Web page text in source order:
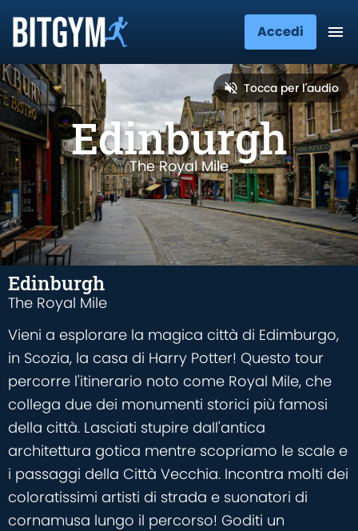
Accedi
Tocca per l'audio
Edinburgh
The Royal Mile
Edinburgh
The Royal Mile
Vieni a esplorare la magica città di Edimburgo,
in Scozia, la casa di Harry Potter! Questo tour
percorre l'itinerario noto come Royal Mile, che
collega due dei monumenti storici più famosi
della città. Lasciati stupire dall'antica
architettura gotica mentre scopriamo le scale e
i passaggi della Città Vecchia. Incontra molti dei
coloratissimi artisti di strada e suonatori di
cornamusa lungo il percorso! Goditi un